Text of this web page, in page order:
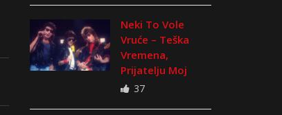
Neki To Vole
Vruće – Teška
Vremena,
Prijatelju Moj
37